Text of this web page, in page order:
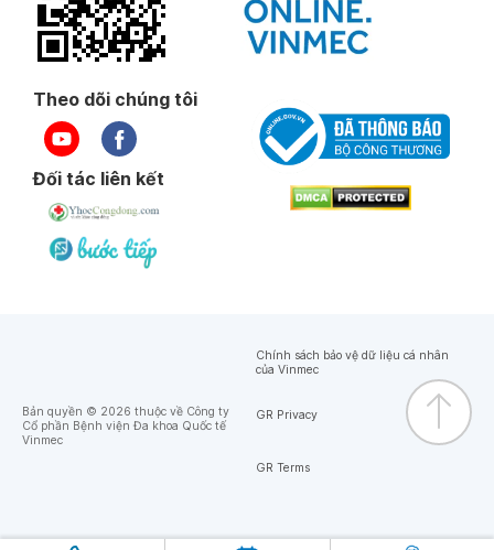
Theo dõi chúng tôi
Đối tác liên kết
Bản quyền © 2026 thuộc về Công ty
Cổ phần Bệnh viện Đa khoa Quốc tế
Vinmec
Chính sách bảo vệ dữ liệu cá nhân
của Vinmec
GR Privacy
GR Terms